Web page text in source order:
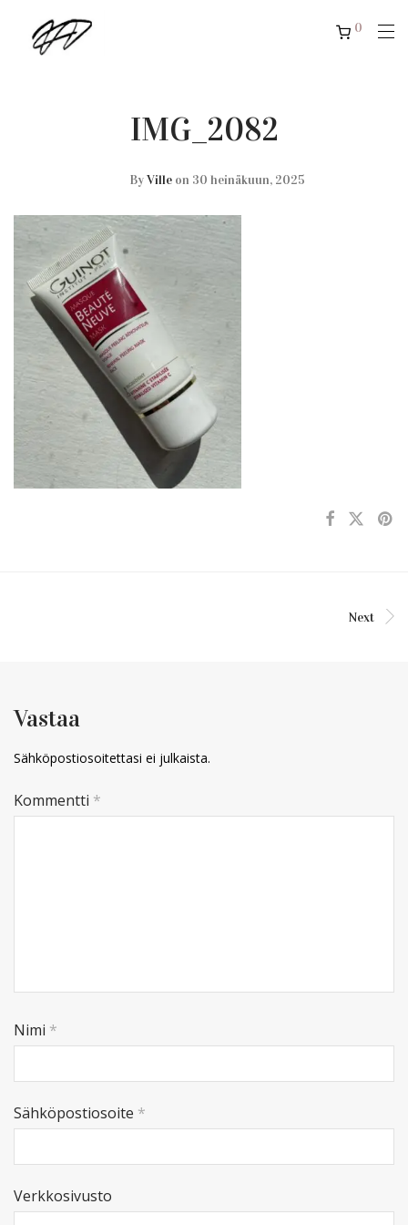
0
IMG_2082
ByVille on 30 heinäkuun, 2025
Next
Vastaa
Sähköpostiosoitettasi ei julkaista.
Kommentti *
Nimi *
Sähköpostiosoite *
Verkkosivusto